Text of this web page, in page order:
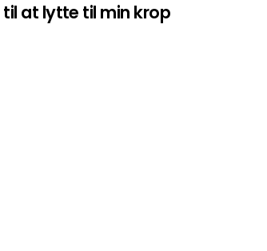
at lytte til min krop